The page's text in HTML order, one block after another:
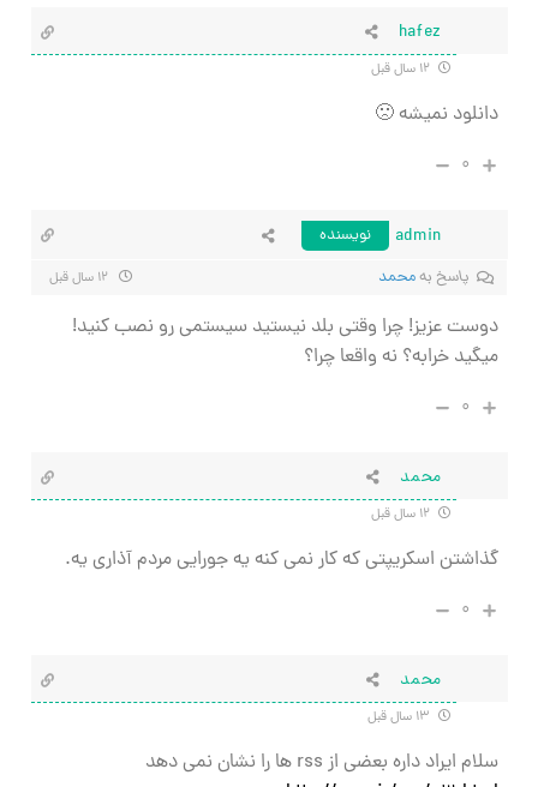
hafez
دانلود نمیشه 🙁
۰
admin
نویسنده
پاسخ بهمحمد
دوست عزیز! چرا وقتی بلد نیستید سیستمی رو نصب کنید!
میگید خرابه؟ نه واقعا چرا؟
۰
محمد
گذاشتن اسکریپتی که کار نمی کنه یه جورایی مردم آذاری یه.
۰
محمد
سلام ایراد داره بعضی از rss ها را نشان نمی دهد